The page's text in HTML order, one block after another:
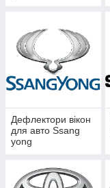
Дефлектори вікон
для авто Ssang
yong